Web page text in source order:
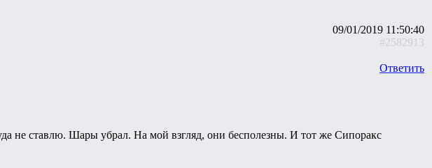
09/01/2019 11:50:40
#2582913
Ответить
не ставлю. Шары убрал. На мой взгляд, они бесполезны. И тот же Сипоракс